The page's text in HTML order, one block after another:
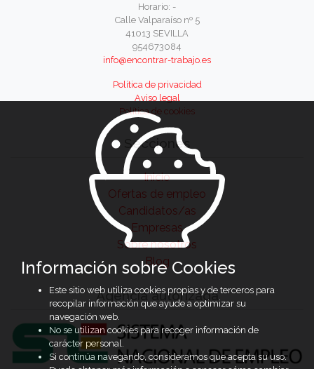
Horario: -
Calle Valparaíso nº 5
41013 SEVILLA
954673084
info@encontrar-trabajo.es
Política de privacidad
Aviso legal
Política de cookies
Secciones
Inicio
Ofertas de empleo
Candidatos/as
Empresas
Sobre nosotros
Blog
Agencia autorizada
Información sobre Cookies
Este sitio web utiliza cookies propias y de terceros para
recopilar información que ayude a optimizar su
navegación web.
No se utilizan cookies para recoger información de
carácter personal.
Si continúa navegando, consideramos que acepta su uso.